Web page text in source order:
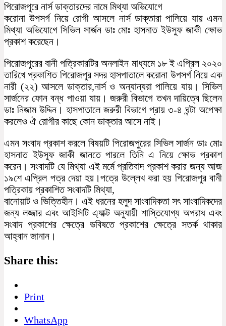
পিরোজপুরে নার্স ডাক্তারদের নামে মিথ্যা অভিযোগে
করোনা উপসর্গ নিয়ে রোগী আসলে নার্স ডাক্তারা পালিয়ে যায় এমন
মিথ্যা অভিযোগে সিভিল সার্জন ডাঃ মোঃ হাসনাত ইউসুফ জাকী ক্ষোভ
প্রকাশ করেছেন।
পিরোজপুরের বানী পত্রিকারটির অনলাইন মাধ্যমে ১৮ ই এপ্রিল ২০২০
তারিখে প্রকাশিত পিরোজপুর সদর হাসপাতালে করোনা উপসর্গ নিয়ে এক
নারী (২২) আসলে ডাক্তার,নার্স ও অন্যান্যরা পালিয়ে যায়। সিভিল
সার্জনের ফোন বন্ধ পাওয়া যায়। জরুরী বিভাগে তখন দায়িত্বে ছিলেন
ডাঃ নিজাম উদ্দিন। হাসপাতালে জরুরী বিভাগে প্রায় ৩-৪ ঘন্টা অপেক্ষা
করলেও ঐ রোগীর কাছে কোন ডাক্তার আসে নাই।
এমন সংবাদ প্রকাশ করলে বিষয়টি পিরোজপুরের সিভিল সার্জন ডাঃ মোঃ
হাসনাত ইউসুফ জাকী জানতে পারলে তিনি এ নিয়ে ক্ষোভ প্রকাশ
করেন। সংবাদটি যে মিথ্যা এই মর্মে প্রতিবাদ প্রকাশ করার জন্য আজ
১৯শে এপ্রিল পত্র দেয়া হয়।পত্রে উল্লেখ করা হয় পিরোজপুর বানী
পত্রিকায় প্রকাশিত সংবাদটি মিথ্যা,
বানোয়াট ও ভিত্তিহীন। এই ধরনের হলুদ সাংবাদিকতা সৎ সাংবাদিকদের
জন্য লজ্জার এবং আইসিটি এ্যাক্ট অনুযায়ী শাস্তিযোগ্য অপরাধ এবং
সংবাদ প্রকাশের ক্ষেত্রে ভবিষতে প্রকাশের ক্ষেত্রে সতর্ক থাকার
আহ্বান জানান।
Share this:
Print
WhatsApp